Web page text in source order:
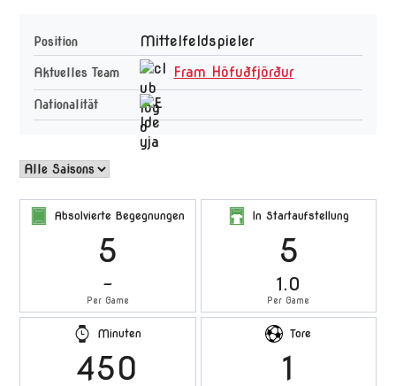
Position Mittelfeldspieler
Aktuelles Team Fram Höfuðfjörður
Nationalität
Absolvierte Begegnungen
5
-
Per Game
In Startaufstellung
5
1.0
Per Game
Minuten
450
Tore
1